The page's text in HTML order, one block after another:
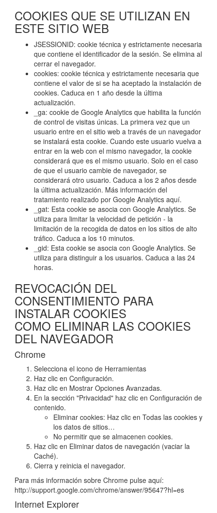
COOKIES QUE SE UTILIZAN EN
ESTE SITIO WEB
JSESSIONID: cookie técnica y estrictamente necesaria
que contiene el identificador de la sesión. Se elimina al
cerrar el navegador.
cookies: cookie técnica y estrictamente necesaria que
contiene el valor de si se ha aceptado la instalación de
cookies. Caduca en 1 año desde la última
actualización.
_ga: cookie de Google Analytics que habilita la función
de control de visitas únicas. La primera vez que un
usuario entre en el sitio web a través de un navegador
se instalará esta cookie. Cuando este usuario vuelva a
entrar en la web con el mismo navegador, la cookie
considerará que es el mismo usuario. Solo en el caso
de que el usuario cambie de navegador, se
considerará otro usuario. Caduca a los 2 años desde
la última actualización. Más información del
tratamiento realizado por Google Analytics aquí.
_gat: Esta cookie se asocia con Google Analytics. Se
utiliza para limitar la velocidad de petición - la
limitación de la recogida de datos en los sitios de alto
tráfico. Caduca a los 10 minutos.
_gid: Esta cookie se asocia con Google Analytics. Se
utiliza para distinguir a los usuarios. Caduca a las 24
horas.
REVOCACIÓN DEL
CONSENTIMIENTO PARA
INSTALAR COOKIES
COMO ELIMINAR LAS COOKIES
DEL NAVEGADOR
Chrome
Selecciona el icono de Herramientas
Haz clic en Configuración.
Haz clic en Mostrar Opciones Avanzadas.
En la sección "Privacidad" haz clic en Configuración de
contenido.
Eliminar cookies: Haz clic en Todas las cookies y
los datos de sitios…
No permitir que se almacenen cookies.
Haz clic en Eliminar datos de navegación (vaciar la
Caché).
Cierra y reinicia el navegador.
Para más información sobre Chrome pulse aquí:
http://support.google.com/chrome/answer/95647?hl=es
Internet Explorer